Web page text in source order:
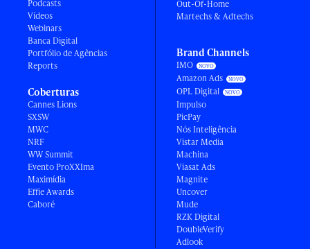
Podcasts
Vídeos
Webinars
Banca Digital
Portfólio de Agências
Reports
Coberturas
Cannes Lions
SXSW
MWC
NRF
WW Summit
Evento ProXXIma
Maximídia
Effie Awards
Caboré
Out-Of-Home
Martechs & Adtechs
Brand Channels
IMO
Amazon Ads
OPL Digital
Impulso
PicPay
Nós Inteligência
Vistar Media
Machina
Viasat Ads
Magnite
Uncover
Mude
RZK Digital
DoubleVerify
Adlook